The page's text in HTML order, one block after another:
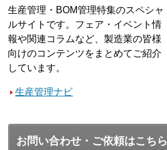
生産管理・BOM管理特集のスペシャ
ルサイトです。フェア・イベント情
報や関連コラムなど、製造業の皆様
向けのコンテンツをまとめてご紹介
しています。
生産管理ナビ
お問い合わせ・ご依頼はこちら